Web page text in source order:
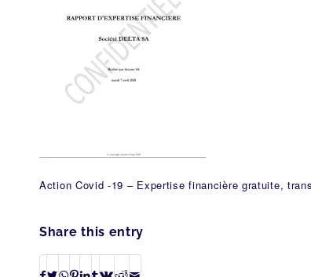
Action Covid -19 – Expertise financière gratuite,
Share this entry